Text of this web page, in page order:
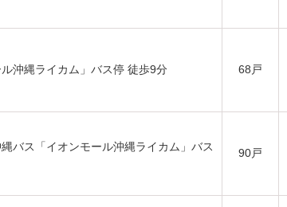
ル沖縄ライカム」バス停 徒歩9分 68戸
バス「イオンモール沖縄ライカム」バス
90戸